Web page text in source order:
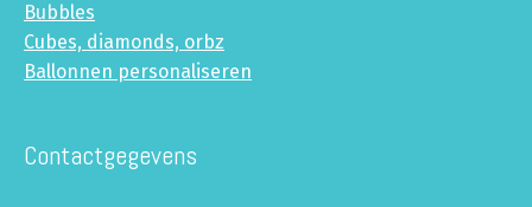
Bubbles
Cubes, diamonds, orbz
Ballonnen personaliseren
Contactgegevens